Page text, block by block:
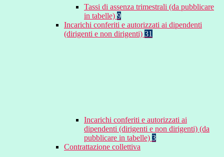
Tassi di assenza trimestrali (da pubblicare
in tabelle) 9
Incarichi conferiti e autorizzati ai dipendenti
(dirigenti e non dirigenti) 31
Incarichi conferiti e autorizzati ai
dipendenti (dirigenti e non dirigenti) (da
pubblicare in tabelle) 3
Contrattazione collettiva